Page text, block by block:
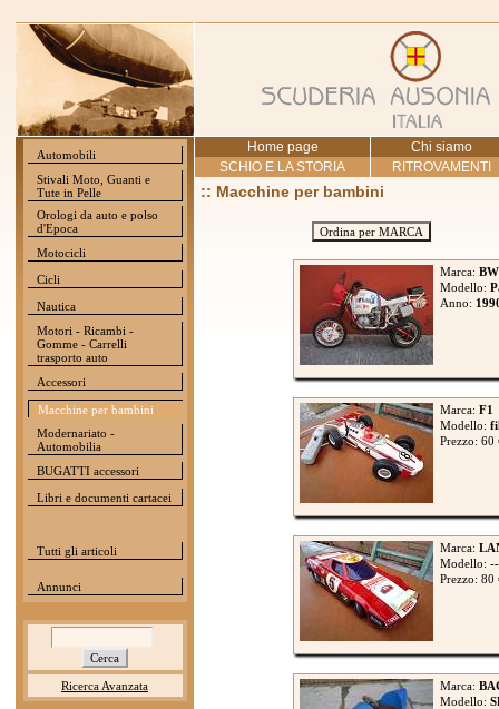
Automobili
Stivali Moto, Guanti e
Tute in Pelle
Orologi da auto e polso
d'Epoca
Motocicli
Cicli
Nautica
Motori - Ricambi -
Gomme - Carrelli
trasporto auto
Accessori
Macchine per bambini
Modernariato -
Automobilia
BUGATTI accessori
Libri e documenti cartacei
Tutti gli articoli
Annunci
Ricerca Avanzata
Home page
Chi siamo
SCHIO E LA STORIA
RITROVAMENTI
:: Macchine per bambini
Ordina per MARCA
Marca:
Modello:
Anno:
Marca: F1
Modello:
Prezzo: 60
Marca:
Modello: --
Prezzo: 80
Marca:
Modello: